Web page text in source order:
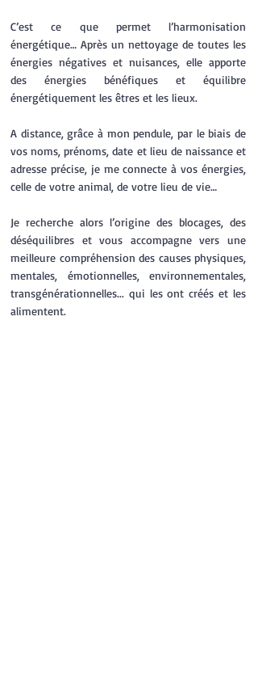
C’est ce que permet l’harmonisation
énergétique… Après un nettoyage de toutes les
énergies négatives et nuisances, elle apporte
des énergies bénéfiques et équilibre
énergétiquement les êtres et les lieux.
A distance, grâce à mon pendule, par le biais de
vos noms, prénoms, date et lieu de naissance et
adresse précise, je me connecte à vos énergies,
celle de votre animal, de votre lieu de vie…
Je recherche alors l’origine des blocages, des
déséquilibres et vous accompagne vers une
meilleure compréhension des causes physiques,
mentales, émotionnelles, environnementales,
transgénérationnelles... qui les ont créés et les
alimentent.